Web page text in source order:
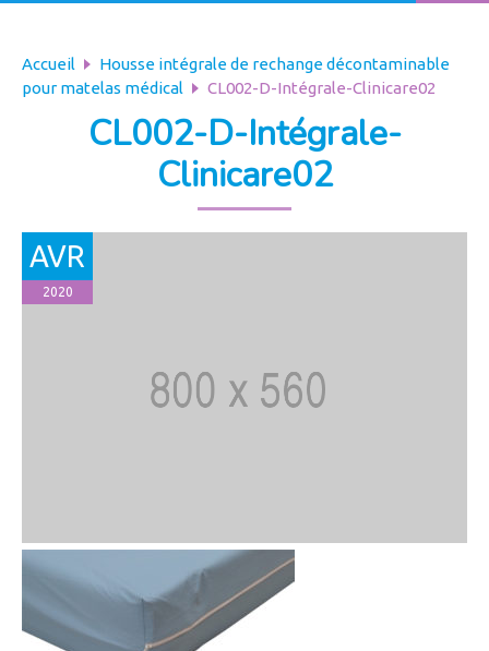
Accueil
Housse intégrale de rechange décontaminable
pour matelas médical
CL002-D-Intégrale-Clinicare02
CL002-D-Intégrale-
Clinicare02
AVR
2020